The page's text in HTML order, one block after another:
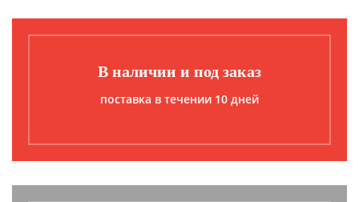
В наличии и под заказ
поставка в течении 10 дней